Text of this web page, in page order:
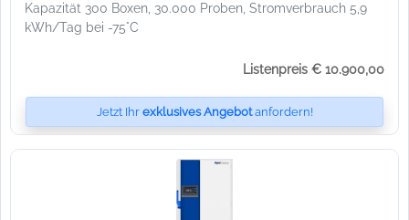
Kapazität 300 Boxen, 30.000 Proben, Stromverbrauch 5,9
kWh/Tag bei -75°C
Listenpreis € 10.900,00
Jetzt Ihr exklusives Angebotanfordern!